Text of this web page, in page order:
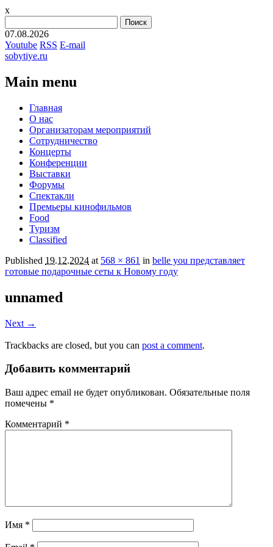
x
07.08.2026
Youtube RSS E-mail
sobytiye.ru
Main menu
Skip
content
Главная
О нас
Организаторам мероприятий
Сотрудничество
Концерты
Конференции
Выставки
Форумы
Спектакли
Премьеры кинофильмов
Food
Туризм
Сlassified
Published 19.12.2024 at 568 × 861 in belle you представляет
готовые подарочные сеты к Новому году
unnamed
Next →
Trackbacks are closed, but you can post a comment.
Добавить комментарий
Ваш адрес email не будет опубликован. Обязательные поля
помечены *
Комментарий *
Имя *